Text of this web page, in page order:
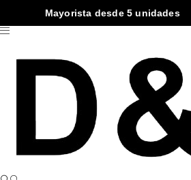
Mayorista desde 5 unidades